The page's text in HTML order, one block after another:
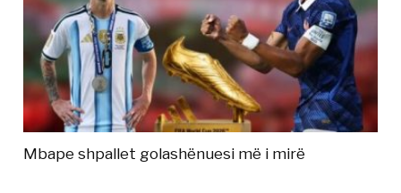
Mbape shpallet golashënuesi më i mirë